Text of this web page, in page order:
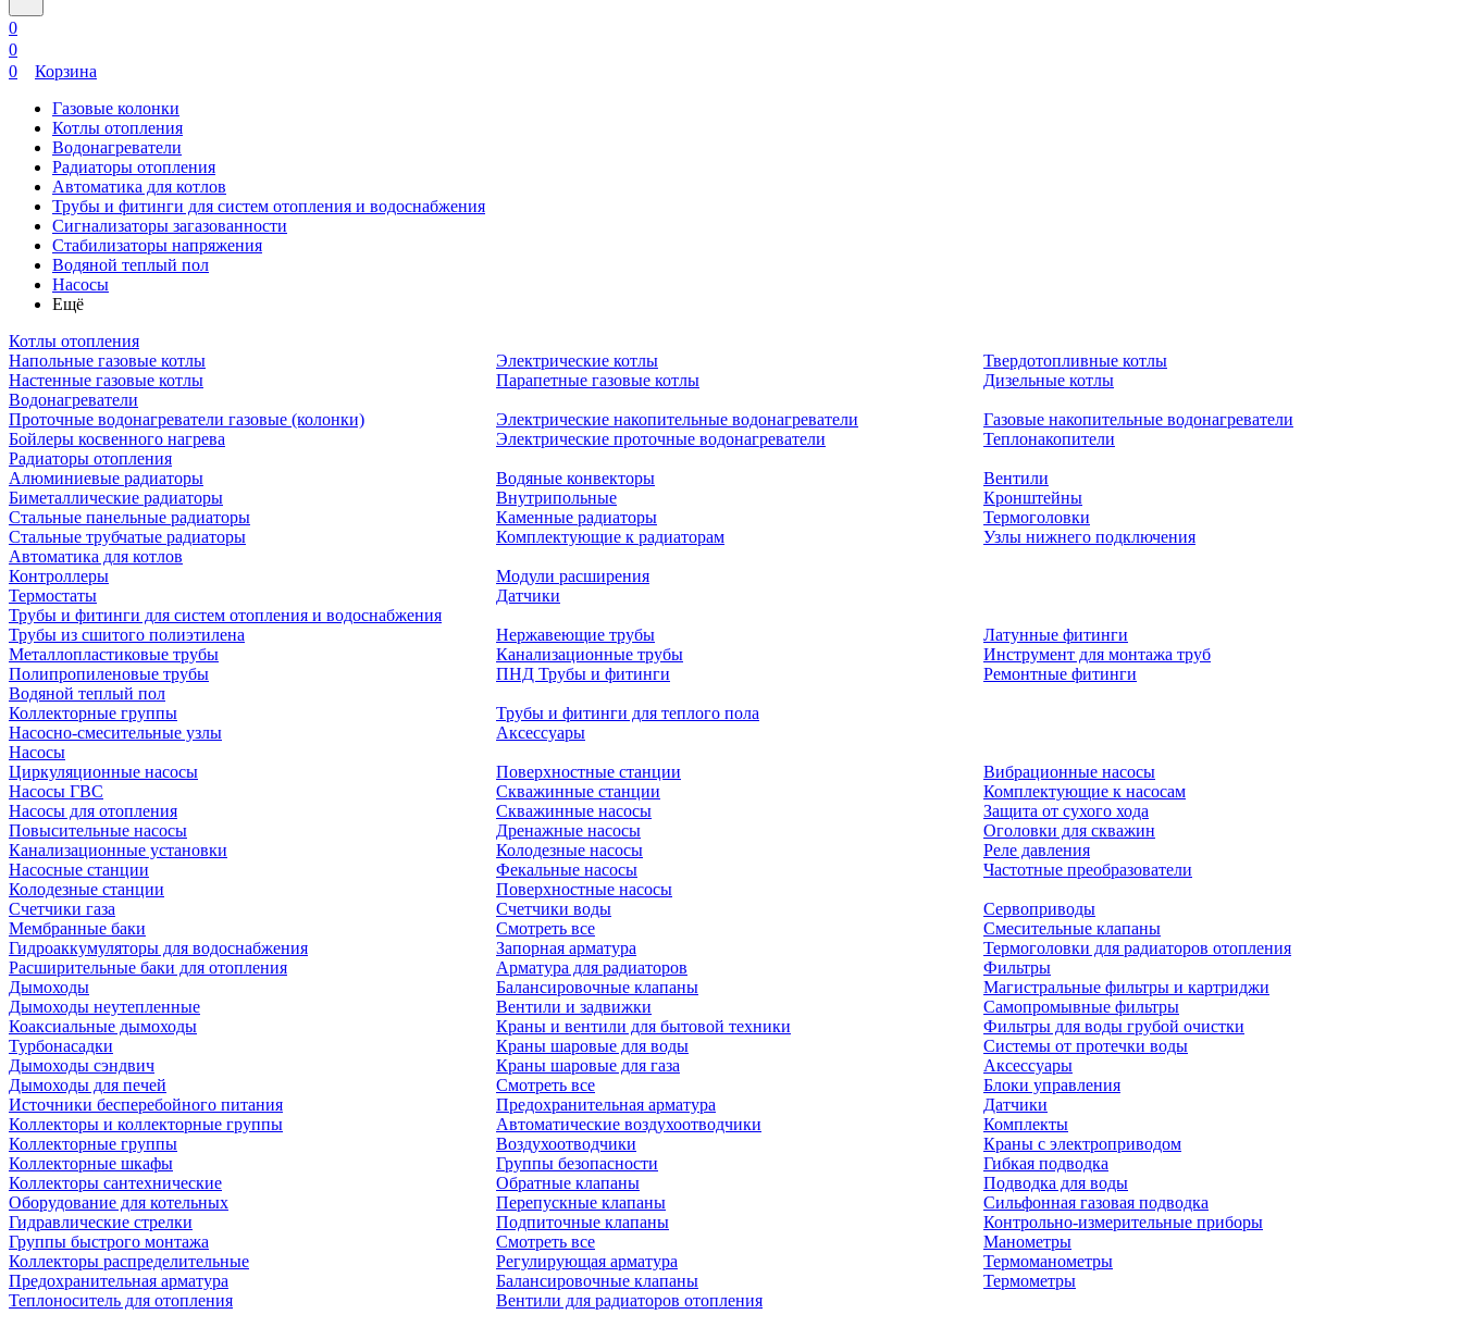
0
0
0
Корзина
Газовые колонки
Котлы отопления
Водонагреватели
Радиаторы отопления
Автоматика для котлов
Трубы и фитинги для систем отопления и водоснабжения
Сигнализаторы загазованности
Стабилизаторы напряжения
Водяной теплый пол
Насосы
Ещё
Котлы отопления
Напольные газовые котлы
Настенные газовые котлы
Электрические котлы
Парапетные газовые котлы
Твердотопливные котлы
Дизельные котлы
Водонагреватели
Проточные водонагреватели газовые (колонки)
Бойлеры косвенного нагрева
Электрические накопительные водонагреватели
Электрические проточные водонагреватели
Газовые накопительные водонагреватели
Теплонакопители
Радиаторы отопления
Алюминиевые радиаторы
Биметаллические радиаторы
Стальные панельные радиаторы
Стальные трубчатые радиаторы
Водяные конвекторы
Внутрипольные
Каменные радиаторы
Комплектующие к радиаторам
Вентили
Кронштейны
Термоголовки
Узлы нижнего подключения
Автоматика для котлов
Контроллеры
Термостаты
Модули расширения
Датчики
Трубы и фитинги для систем отопления и водоснабжения
Трубы из сшитого полиэтилена
Металлопластиковые трубы
Полипропиленовые трубы
Нержавеющие трубы
Канализационные трубы
ПНД Трубы и фитинги
Латунные фитинги
Инструмент для монтажа труб
Ремонтные фитинги
Водяной теплый пол
Коллекторные группы
Насосно-смесительные узлы
Трубы и фитинги для теплого пола
Аксессуары
Насосы
Циркуляционные насосы
Насосы ГВС
Насосы для отопления
Повысительные насосы
Канализационные установки
Насосные станции
Колодезные станции
Поверхностные станции
Скважинные станции
Скважинные насосы
Дренажные насосы
Колодезные насосы
Фекальные насосы
Поверхностные насосы
Вибрационные насосы
Комплектующие к насосам
Защита от сухого хода
Оголовки для скважин
Реле давления
Частотные преобразователи
Счетчики газа
Мембранные баки
Гидроаккумуляторы для водоснабжения
Расширительные баки для отопления
Дымоходы
Дымоходы неутепленные
Коаксиальные дымоходы
Турбонасадки
Дымоходы сэндвич
Дымоходы для печей
Источники бесперебойного питания
Коллекторы и коллекторные группы
Коллекторные группы
Коллекторные шкафы
Коллекторы сантехнические
Оборудование для котельных
Гидравлические стрелки
Группы быстрого монтажа
Коллекторы распределительные
Предохранительная арматура
Теплоноситель для отопления
Счетчики воды
Смотреть все
Запорная арматура
Арматура для радиаторов
Балансировочные клапаны
Вентили и задвижки
Краны и вентили для бытовой техники
Краны шаровые для воды
Краны шаровые для газа
Смотреть все
Предохранительная арматура
Автоматические воздухоотводчики
Воздухоотводчики
Группы безопасности
Обратные клапаны
Перепускные клапаны
Подпиточные клапаны
Смотреть все
Регулирующая арматура
Балансировочные клапаны
Вентили для радиаторов отопления
Сервоприводы
Смесительные клапаны
Термоголовки для радиаторов отопления
Фильтры
Магистральные фильтры и картриджи
Самопромывные фильтры
Фильтры для воды грубой очистки
Системы от протечки воды
Аксессуары
Блоки управления
Датчики
Комплекты
Краны с электроприводом
Гибкая подводка
Подводка для воды
Сильфонная газовая подводка
Контрольно-измерительные приборы
Манометры
Термоманометры
Термометры